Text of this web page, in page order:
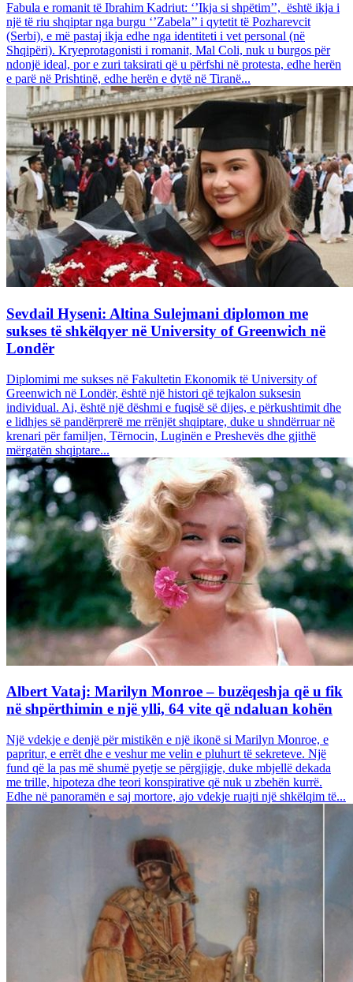
Fabula e romanit të Ibrahim Kadriut: ‘’Ikja si shpëtim’’, është ikja i
një të riu shqiptar nga burgu ‘’Zabela’’ i qytetit të Pozharevcit
(Serbi), e më pastaj ikja edhe nga identiteti i vet personal (në
Shqipëri). Kryeprotagonisti i romanit, Mal Coli, nuk u burgos për
ndonjë ideal, por e zuri taksirati që u përfshi në protesta, edhe herën
e parë në Prishtinë, edhe herën e dytë në Tiranë...
Sevdail Hyseni: Altina Sulejmani diplomon me
sukses të shkëlqyer në University of Greenwich në
Londër
Diplomimi me sukses në Fakultetin Ekonomik të University of
Greenwich në Londër, është një histori që tejkalon suksesin
individual. Ai, është një dëshmi e fuqisë së dijes, e përkushtimit dhe
e lidhjes së pandërprerë me rrënjët shqiptare, duke u shndërruar në
krenari për familjen, Tërnocin, Luginën e Preshevës dhe gjithë
mërgatën shqiptare...
Albert Vataj: Marilyn Monroe – buzëqeshja që u fik
në shpërthimin e një ylli, 64 vite që ndaluan kohën
Një vdekje e denjë për mistikën e një ikonë si Marilyn Monroe, e
papritur, e errët dhe e veshur me velin e pluhurt të sekreteve. Një
fund që la pas më shumë pyetje se përgjigje, duke mbjellë dekada
me trille, hipoteza dhe teori konspirative që nuk u zbehën kurrë.
Edhe në panoramën e saj mortore, ajo vdekje ruajti një shkëlqim të...